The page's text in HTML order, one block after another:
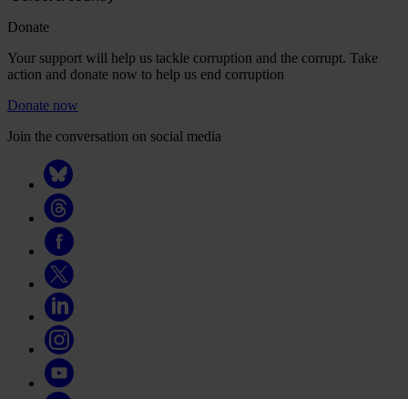
Donate
Your support will help us tackle corruption and the corrupt. Take
action and donate now to help us end corruption
Donate now
Join the conversation on social media